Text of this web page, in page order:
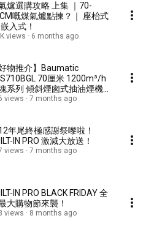
爐選購攻略 上集 ｜70-
嘅煤氣爐點揀？｜ 座枱式
入式！
views 6 months ago
好物推介】Baumatic
70厘米 1200m³/h
系列 傾斜煙囪式抽油煙機｜
高效摩打｜隱藏式油杯乾
views 7 months ago
年尾終極感謝祭嚟啦！
IN PRO 激減大放送！
views 7 months ago
IN PRO BLACK FRIDAY 全
大購物節來襲！
views 8 months ago